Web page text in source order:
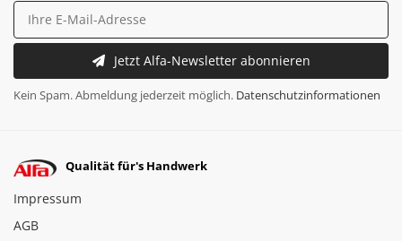
Jetzt Alfa-Newsletter abonnieren
Kein Spam. Abmeldung jederzeit möglich. Datenschutzinformationen
Qualität für's Handwerk
Impressum
AGB